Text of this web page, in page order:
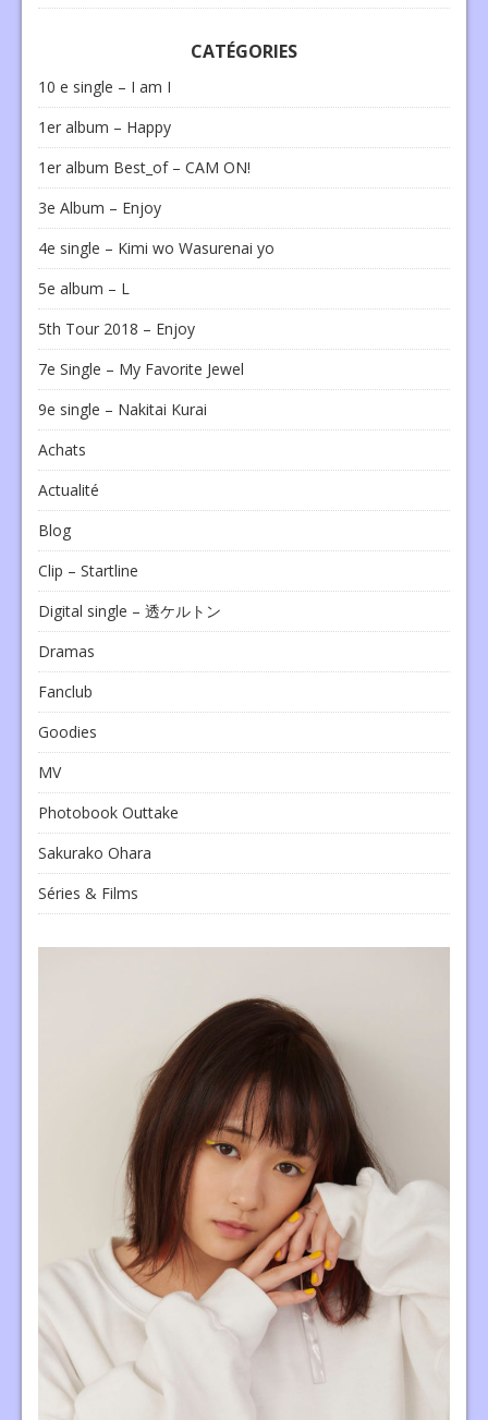
CATÉGORIES
10 e single – I am I
1er album – Happy
1er album Best_of – CAM ON!
3e Album – Enjoy
4e single – Kimi wo Wasurenai yo
5e album – L
5th Tour 2018 – Enjoy
7e Single – My Favorite Jewel
9e single – Nakitai Kurai
Achats
Actualité
Blog
Clip – Startline
Digital single – 透ケルトン
Dramas
Fanclub
Goodies
MV
Photobook Outtake
Sakurako Ohara
Séries & Films